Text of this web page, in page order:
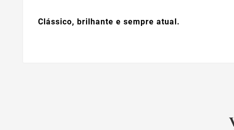
Clássico, brilhante e sempre atual.